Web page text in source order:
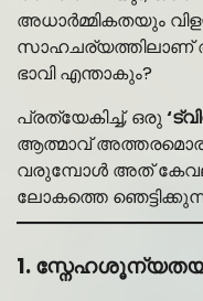
അധാർമ്മികതയും
സാഹചര്യത്തിലാണ്
ഭാവി എന്താകും?
പ്രത്യേകിച്ച്, ഒരു
ആത്മാവ് അത്തരമൊരു
വരുമ്പോൾ അത്
ലോകത്തെ
1.